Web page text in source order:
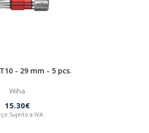
- 29 mm - 5 pcs.
Wiha
15.30€
Sujeito a IVA